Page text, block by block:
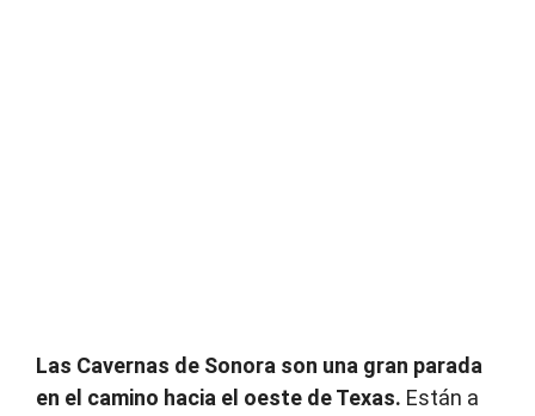
Las Cavernas de Sonora son una gran parada
en el camino hacia el oeste de Texas. Están a